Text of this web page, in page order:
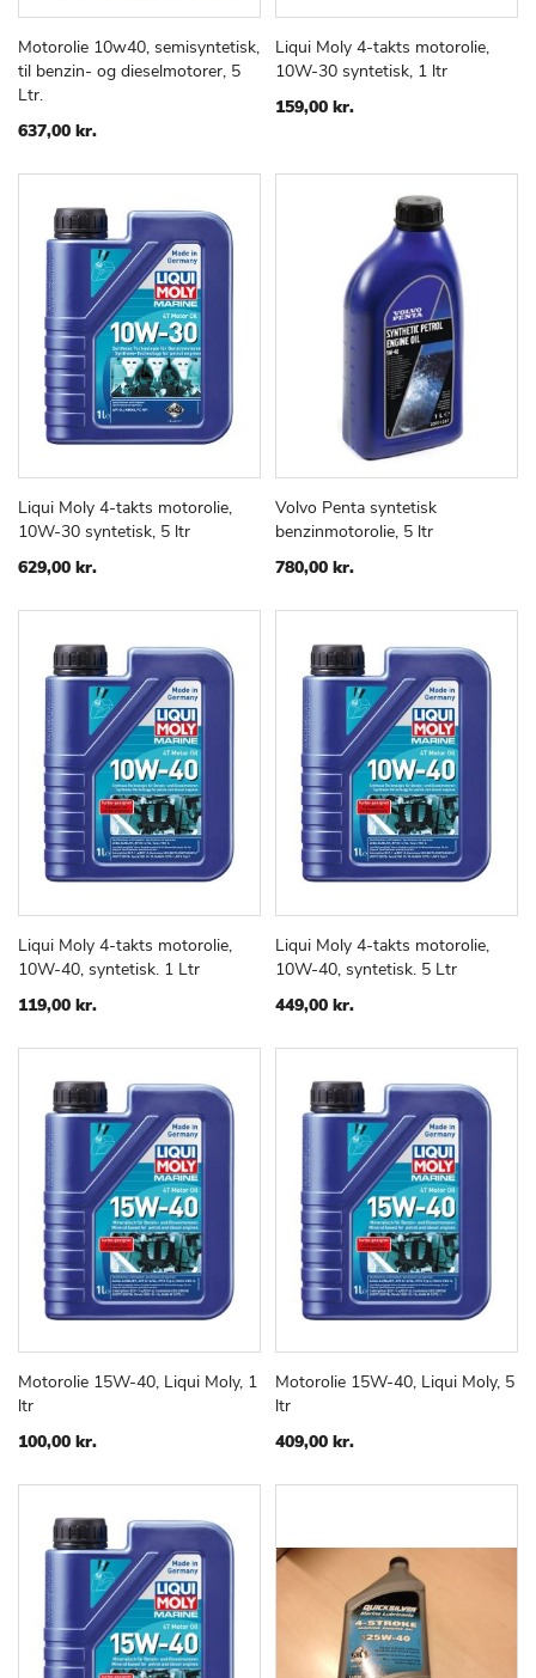
Læg i kurv
TILFØJ
TIL
SAMMENLIGN
Motorolie 10w40, semisyntetisk,
til benzin- og dieselmotorer, 5
Ltr.
637,00 kr.
Læg i kurv
TILFØJ
TIL
Liqui Moly 4-takts motorolie,
10W-30 syntetisk, 1 ltr
159,00 kr.
Læg i kurv
TILFØJ
TIL
SAMMENLIGN
Liqui Moly 4-takts motorolie,
10W-30 syntetisk, 5 ltr
629,00 kr.
Læg i kurv
TILFØJ
Volvo Penta syntetisk
benzinmotorolie, 5 ltr
780,00 kr.
Læg i kurv
TILFØJ
TIL
SAMMENLIGN
Liqui Moly 4-takts motorolie,
10W-40, syntetisk. 1 Ltr
119,00 kr.
Læg i kurv
TILFØJ
TIL
Liqui Moly 4-takts motorolie,
10W-40, syntetisk. 5 Ltr
449,00 kr.
Læg i kurv
TILFØJSAMMENLIGN
Motorolie 15W-40, Liqui Moly, 1
ltr
100,00 kr.
Læg i kurv
TILFØJ
Motorolie 15W-40, Liqui Moly, 5
ltr
409,00 kr.